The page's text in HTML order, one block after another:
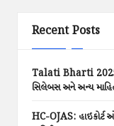
Recent Posts
Talati Bharti 2025:
સિલેબસ અને અન્ય
HC-OJAS: હાઇકોર્ટ